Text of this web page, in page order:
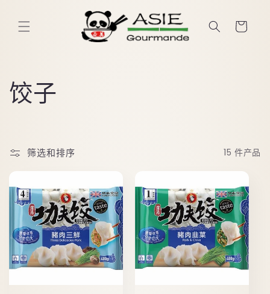
容
子
收
:
饺子
筛选和排序 15 件产品